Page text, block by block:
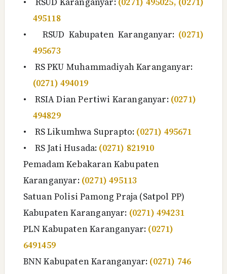
495118
•
RSUD Kabupaten Karanganyar: (0271)
495673
•
RS PKU Muhammadiyah Karanganyar:
(0271) 494019
•
RSIA Dian Pertiwi Karanganyar: (0271)
494829
•
RS Likumhwa Suprapto: (0271) 495671
•
RS Jati Husada: (0271) 821910
Pemadam Kebakaran Kabupaten
Karanganyar: (0271) 495113
Satuan Polisi Pamong Praja (Satpol PP)
Kabupaten Karanganyar: (0271) 494231
PLN Kabupaten Karanganyar: (0271)
6491459
BNN Kabupaten Karanganyar: (0271) 746